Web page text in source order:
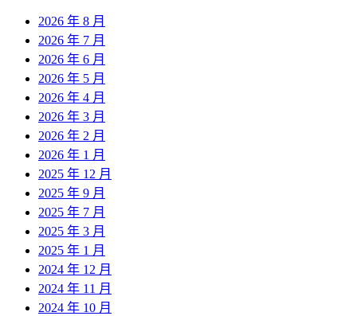
2026 年 8 月
2026 年 7 月
2026 年 6 月
2026 年 5 月
2026 年 4 月
2026 年 3 月
2026 年 2 月
2026 年 1 月
2025 年 12 月
2025 年 9 月
2025 年 7 月
2025 年 3 月
2025 年 1 月
2024 年 12 月
2024 年 11 月
2024 年 10 月